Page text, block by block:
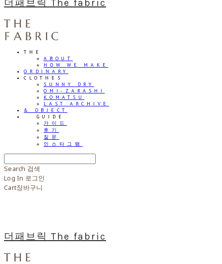
더패브릭 The fabric
THE
ABOUT
HOW WE MAKE
ORDINARY
CLOTHES
SUNNY DRY
OMI-ZARASHI
KOMATSU
LAST ARCHIVE
& OBJECT
⠀⠀GUIDE
가이드
후기
질문
인스타그램
Search 검색
Log In 로그인
Cart장바구니
더패브릭 The fabric